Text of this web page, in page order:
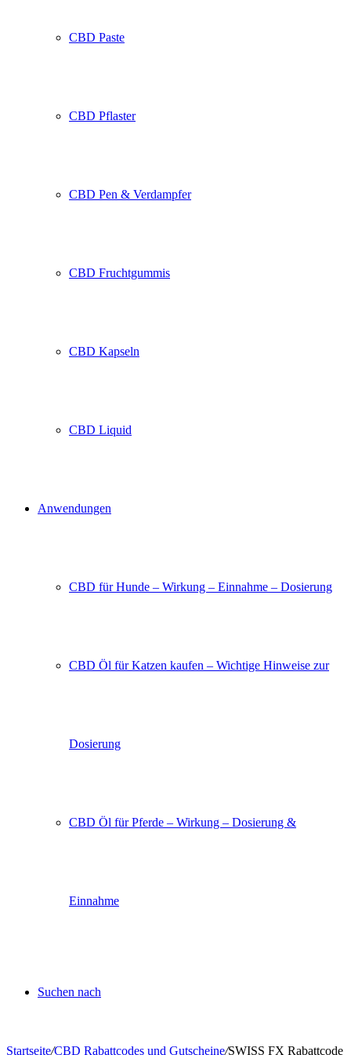
CBD Paste
CBD Pflaster
CBD Pen & Verdampfer
CBD Fruchtgummis
CBD Kapseln
CBD Liquid
Anwendungen
CBD für Hunde – Wirkung – Einnahme – Dosierung
CBD Öl für Katzen kaufen – Wichtige Hinweise zur
Dosierung
CBD Öl für Pferde – Wirkung – Dosierung &
Einnahme
Suchen nach
Startseite/CBD Rabattcodes und Gutscheine/SWISS FX Rabattcode